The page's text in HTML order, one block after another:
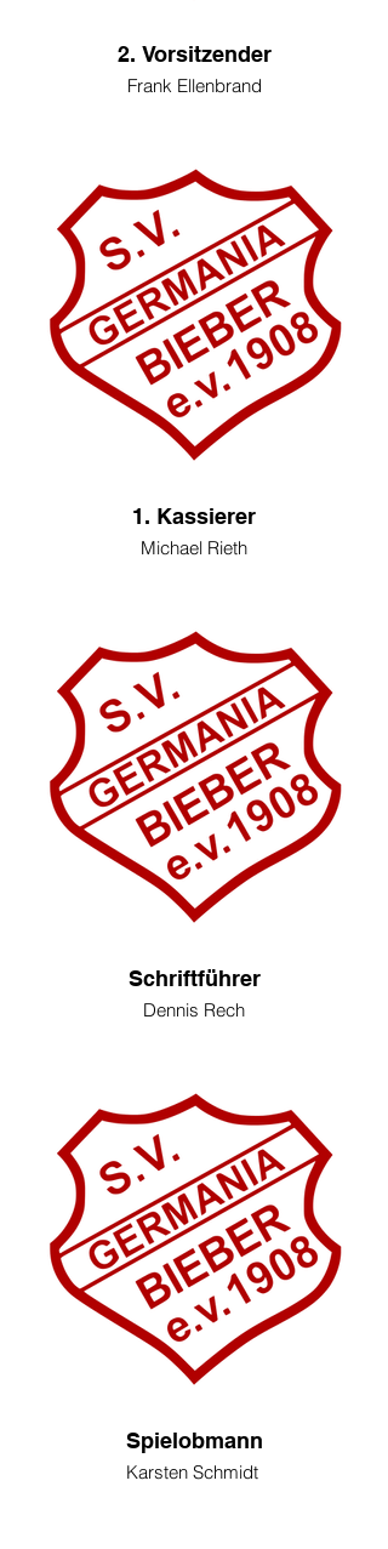
2. Vorsitzender
Frank Ellenbrand
1. Kassierer
Michael Rieth
Schriftführer
Dennis Rech
Spielobmann
Karsten Schmidt